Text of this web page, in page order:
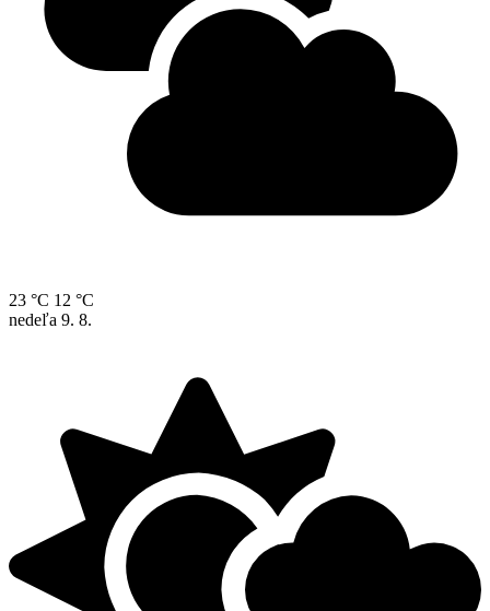
23 °C 12 °C
nedeľa 9. 8.